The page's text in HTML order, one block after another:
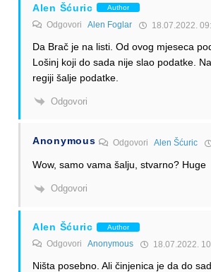
Alen Šćuric Author
Odgovori Alen Foglar 18.07.2022.
Da Brač je na listi. Od ovog mjeseca
Lošinj koji do sada nije slao podatke.
regiji šalje podatke.
Odgovori
Anonymous OdgovoriAlen Šćuric
Wow, samo vama šalju, stvarno? Huge
Odgovori
Alen Šćuric Author
Odgovori Anonymous 18.07.2022.
Ništa posebno. Ali činjenica je da do